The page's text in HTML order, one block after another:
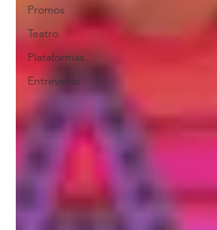
Promos
Teatro
Plataformas
Entrevistas